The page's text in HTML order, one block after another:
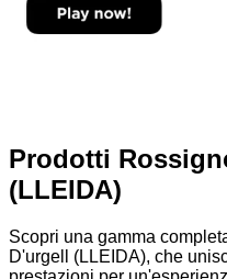
Prodotti
(LLEIDA)
Scopri una gamma
D'urgell (LLEIDA), che